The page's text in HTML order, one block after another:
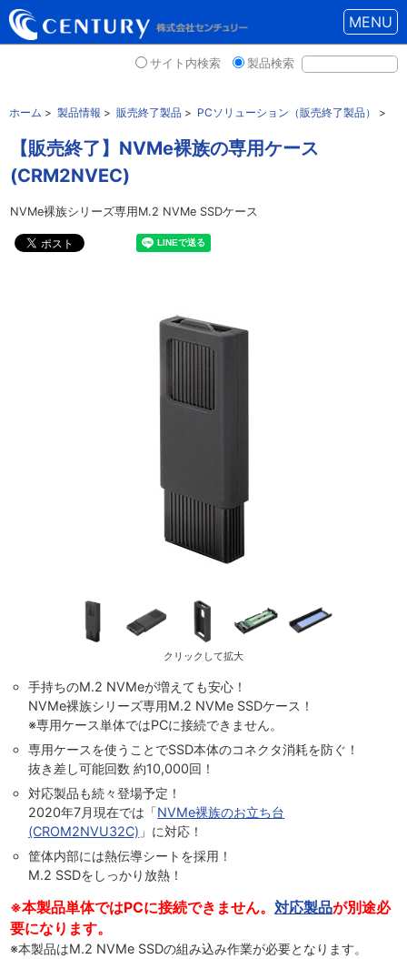
MENU
サイト内検索 製品検索
ホーム > 製品情報 > 販売終了製品 > PCソリューション（販売終了製品） >
【販売終了】NVMe裸族の専用ケース
(CRM2NVEC)
NVMe裸族シリーズ専用M.2 NVMe SSDケース
クリックして拡大
手持ちのM.2 NVMeが増えても安心！
NVMe裸族シリーズ専用M.2 NVMe SSDケース！
※専用ケース単体ではPCに接続できません。
専用ケースを使うことでSSD本体のコネクタ消耗を防ぐ！
抜き差し可能回数 約10,000回！
対応製品も続々登場予定！
2020年7月現在では「NVMe裸族のお立ち台
(CROM2NVU32C) 」に対応！
筐体内部には熱伝導シートを採用！
M.2 SSDをしっかり放熱！
※本製品単体ではPCに接続できません。対応製品が別途必
要になります。
※本製品はM.2 NVMe SSDの組み込み作業が必要となります。